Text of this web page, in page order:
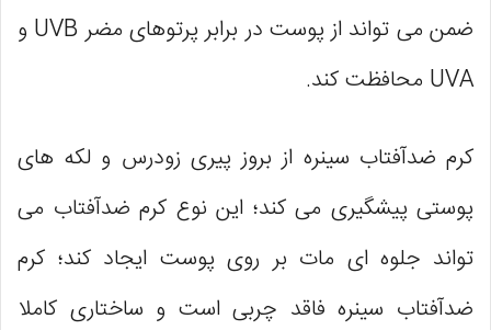
ضمن می تواند از پوست در برابر پرتوهای مضر UVB و
UVA محافظت کند.
کرم ضدآفتاب سینره از بروز پیری زودرس و لکه های
پوستی پیشگیری می کند؛ این نوع کرم ضدآفتاب می
تواند جلوه ای مات بر روی پوست ایجاد کند؛ کرم
ضدآفتاب سینره فاقد چربی است و ساختاری کاملا